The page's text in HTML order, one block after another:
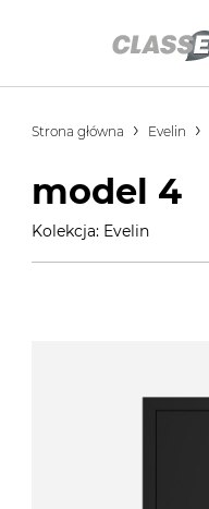
Strona główna Evelin
model 4
Kolekcja: Evelin